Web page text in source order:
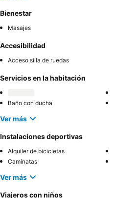
Bienestar
Masajes
Accesibilidad
Acceso silla de ruedas
Servicios en la habitación
Baño con ducha
Ver más
Instalaciones deportivas
Alquiler de bicicletas
Caminatas
Ver más
Viajeros con niños